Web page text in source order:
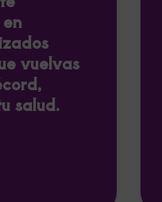
vuelvas
salud.